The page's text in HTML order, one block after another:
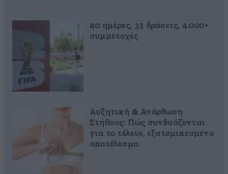
40 ημέρες, 33 δράσεις, 4.000+
συμμετοχές
Αυξητική & Ανόρθωση
Στήθους: Πώς συνδυάζονται
για το τέλειο, εξατομικευμένο
αποτέλεσμα